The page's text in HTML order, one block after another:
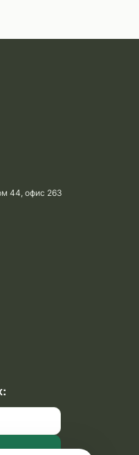
44, офис 263